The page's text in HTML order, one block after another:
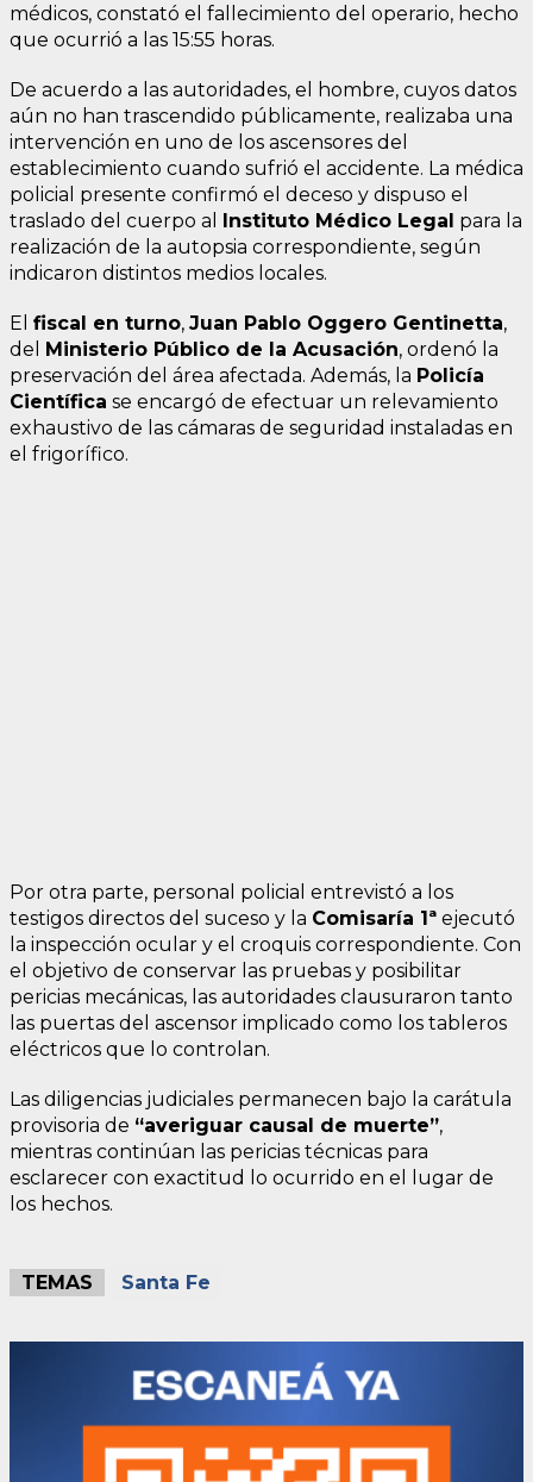
médicos, constató el fallecimiento del operario, hecho
que ocurrió a las 15:55 horas.
De acuerdo a las autoridades, el hombre, cuyos datos
aún no han trascendido públicamente, realizaba una
intervención en uno de los ascensores del
establecimiento cuando sufrió el accidente. La médica
policial presente confirmó el deceso y dispuso el
traslado del cuerpo al Instituto Médico Legal para la
realización de la autopsia correspondiente, según
indicaron distintos medios locales.
El fiscal en turno, Juan Pablo Oggero Gentinetta,
del Ministerio Público de la Acusación, ordenó la
preservación del área afectada. Además, la Policía
Científica se encargó de efectuar un relevamiento
exhaustivo de las cámaras de seguridad instaladas en
el frigorífico.
Por otra parte, personal policial entrevistó a los
testigos directos del suceso y la Comisaría 1ª ejecutó
la inspección ocular y el croquis correspondiente. Con
el objetivo de conservar las pruebas y posibilitar
pericias mecánicas, las autoridades clausuraron tanto
las puertas del ascensor implicado como los tableros
eléctricos que lo controlan.
Las diligencias judiciales permanecen bajo la carátula
provisoria de “averiguar causal de muerte”,
mientras continúan las pericias técnicas para
esclarecer con exactitud lo ocurrido en el lugar de
los hechos.
TEMAS Santa Fe